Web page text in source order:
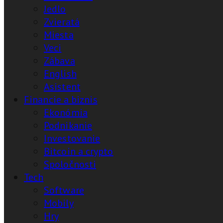
Jedlo
Zvieratá
Miesta
Veci
Zábava
English
Asistent
Financie a biznis
Ekonómia
Podnikanie
Investovanie
Bitcoin a crypto
Spoločnosti
Tech
Software
Mobily
Hry